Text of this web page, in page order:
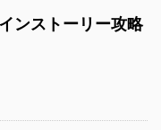
ンストーリー攻略